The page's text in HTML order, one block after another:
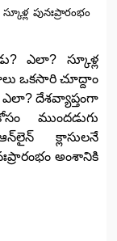
పునఃప్రారంభం
ఎలా? స్కూళ్ల
ఒకసారి చూద్దాం
ఎలా? దేశవ్యాప్తంగా
ముందడుగు
క్లాసులనే
అంశానికి